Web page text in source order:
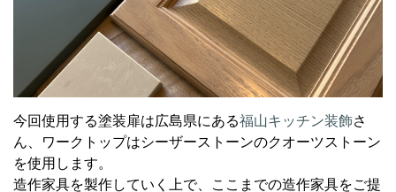
今回使用する塗装扉は広島県にある福山キッチン装飾さ
ん、ワークトップはシーザーストーンのクオーツストーン
を使用します。
造作家具を製作していく上で、ここまでの造作家具をご提